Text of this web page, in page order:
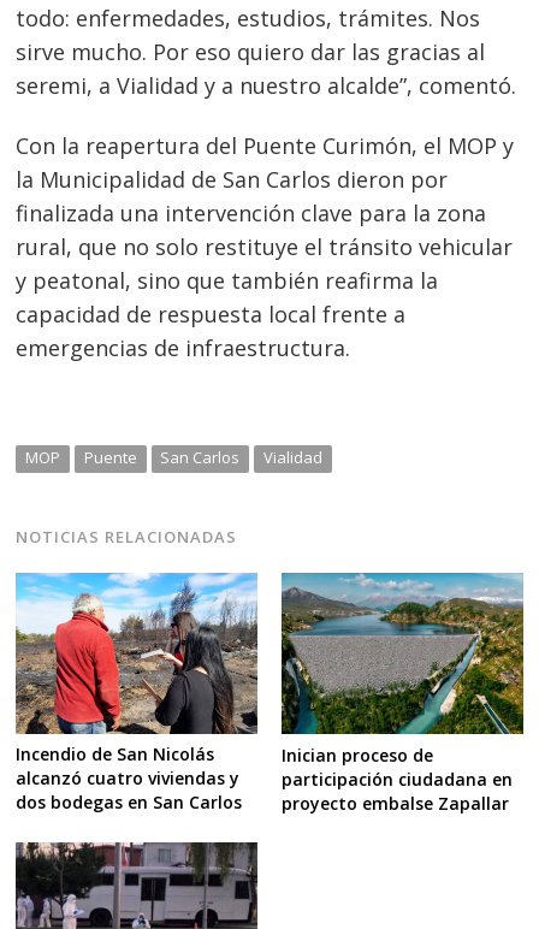
todo: enfermedades, estudios, trámites. Nos
sirve mucho. Por eso quiero dar las gracias al
seremi, a Vialidad y a nuestro alcalde”, comentó.
Con la reapertura del Puente Curimón, el MOP y
la Municipalidad de San Carlos dieron por
finalizada una intervención clave para la zona
rural, que no solo restituye el tránsito vehicular
y peatonal, sino que también reafirma la
capacidad de respuesta local frente a
emergencias de infraestructura.
MOP Puente San Carlos Vialidad
NOTICIAS RELACIONADAS
Incendio de San Nicolás
alcanzó cuatro viviendas y
dos bodegas en San Carlos
Inician proceso de
participación ciudadana en
proyecto embalse Zapallar